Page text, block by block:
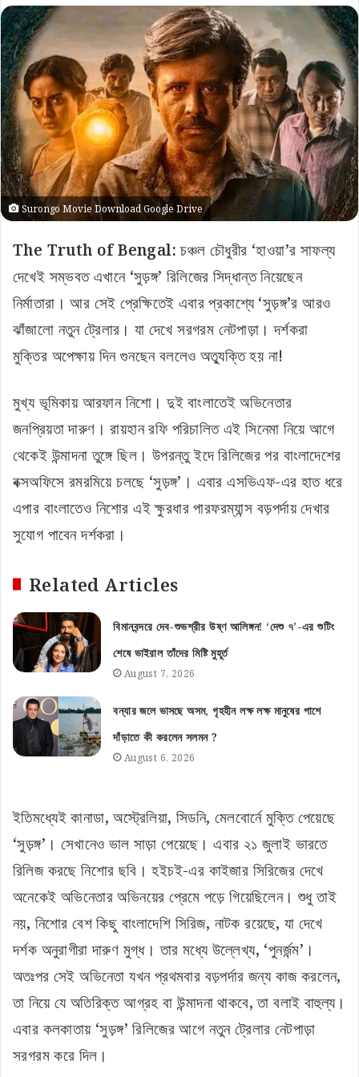
Surongo Movie Download Google Drive
The Truth of Bengal: চঞ্চল চৌধুরীর ‘হাওয়া’র সাফল্য
দেখেই সম্ভবত এখানে ‘সুড়ঙ্গ’ রিলিজের সিদ্ধান্ত নিয়েছেন
নির্মাতারা। আর সেই প্রেক্ষিতেই এবার প্রকাশ্যে ‘সুড়ঙ্গ’র আরও
ঝাঁজালো নতুন ট্রেলার। যা দেখে সরগরম নেটপাড়া। দর্শকরা
মুক্তির অপেক্ষায় দিন গুনছেন বললেও অত্যুক্তি হয় না!
মুখ্য ভূমিকায় আরফান নিশো। দুই বাংলাতেই অভিনেতার
জনপ্রিয়তা দারুণ। রায়হান রফি পরিচালিত এই সিনেমা নিয়ে আগে
থেকেই উন্মাদনা তুঙ্গে ছিল। উপরন্তু ইদে রিলিজের পর বাংলাদেশের
বক্সঅফিসে রমরমিয়ে চলছে ‘সুড়ঙ্গ’। এবার এসভিএফ-এর হাত ধরে
এপার বাংলাতেও নিশোর এই ক্ষুরধার পারফরম্যান্স বড়পর্দায় দেখার
সুযোগ পাবেন দর্শকরা।
Related Articles
বিমানবন্দরে দেব-শুভশ্রীর উষ্ণ আলিঙ্গন! ‘দেশু ৭’-এর শুটিং
শেষে ভাইরাল তাঁদের মিষ্টি মুহূর্ত
August 7, 2026
বন্যার জলে ভাসছে অসম, গৃহহীন লক্ষ লক্ষ মানুষের পাশে
দাঁড়াতে কী করলেন সলমন ?
August 6, 2026
ইতিমধ্যেই কানাডা, অস্ট্রেলিয়া, সিডনি, মেলবোর্নে মুক্তি পেয়েছে
‘সুড়ঙ্গ’। সেখানেও ভাল সাড়া পেয়েছে। এবার ২১ জুলাই ভারতে
রিলিজ করছে নিশোর ছবি। হইচই-এর কাইজার সিরিজের দেখে
অনেকেই অভিনেতার অভিনয়ের প্রেমে পড়ে গিয়েছিলেন। শুধু তাই
নয়, নিশোর বেশ কিছু বাংলাদেশি সিরিজ, নাটক রয়েছে, যা দেখে
দর্শক অনুরাগীরা দারুণ মুগ্ধ। তার মধ্যে উল্লেখ্য, ‘পুনর্জন্ম’।
অতঃপর সেই অভিনেতা যখন প্রথমবার বড়পর্দার জন্য কাজ করলেন,
তা নিয়ে যে অতিরিক্ত আগ্রহ বা উন্মাদনা থাকবে, তা বলাই বাহুল্য।
এবার কলকাতায় ‘সুড়ঙ্গ’ রিলিজের আগে নতুন ট্রেলার নেটপাড়া
সরগরম করে দিল।